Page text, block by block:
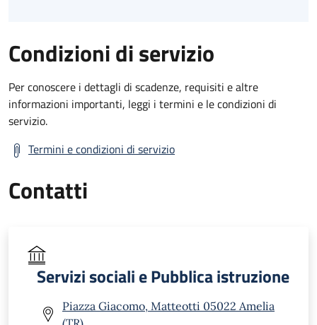
Condizioni di servizio
Per conoscere i dettagli di scadenze, requisiti e altre
informazioni importanti, leggi i termini e le condizioni di
servizio.
Termini e condizioni di servizio
Contatti
Servizi sociali e Pubblica istruzione
Piazza Giacomo, Matteotti 05022 Amelia